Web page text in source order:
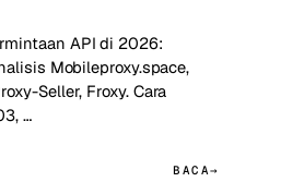
API di 2026:
Mobileproxy.space,
Seller, Froxy. Cara
…
BACA